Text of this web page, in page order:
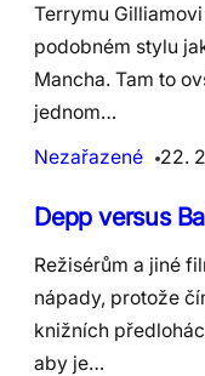
Terrymu
podobném stylu
Mancha. Tam to
jednom…
Nezařazené
22.
Depp versus
Režisérům a jiné
nápady, protože
knižních
aby je…